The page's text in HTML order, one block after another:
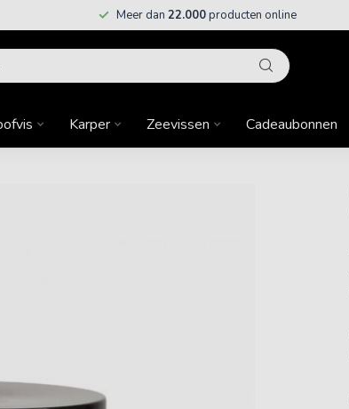
Meer dan 22.000producten online
Karper Zeevissen Cadeaubonnen